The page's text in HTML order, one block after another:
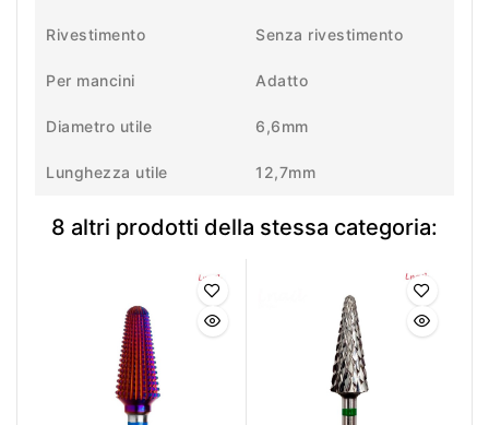
Rivestimento Senza rivestimento
Per mancini Adatto
Diametro utile 6,6mm
Lunghezza utile 12,7mm
8 altri prodotti della stessa categoria: